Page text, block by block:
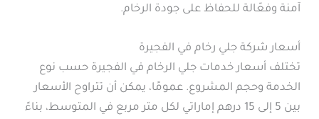
آمنة وفعّالة للحفاظ على جودة الرخام.
أسعار شركة جلي رخام في الفجيرة
تختلف أسعار خدمات جلي الرخام في الفجيرة حسب نوع
الخدمة وحجم المشروع. عمومًا، يمكن أن تتراوح الأسعار
بين 5 إلى 15 درهم إماراتي لكل متر مربع في المتوسط، بناءً